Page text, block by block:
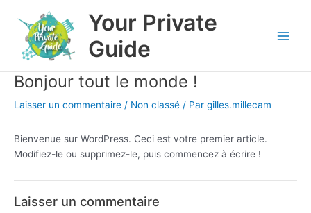
contenu
Your Private
Guide
Menu
Bonjour tout le monde !
Laisser un commentaire / Non classé / Par gilles.millecam
Bienvenue sur WordPress. Ceci est votre premier article.
Modifiez-le ou supprimez-le, puis commencez à écrire !
Laisser un commentaire